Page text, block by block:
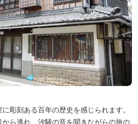
彫刻ある百年の歴史を感じられます。
ら逃れ、汐騒の音を聞きながらの旅の